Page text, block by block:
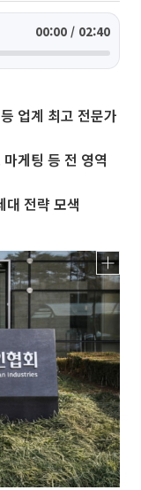
00:00 / 02:40
업계 최고 전문가
게팅 등 전 영역
대 전략 모색